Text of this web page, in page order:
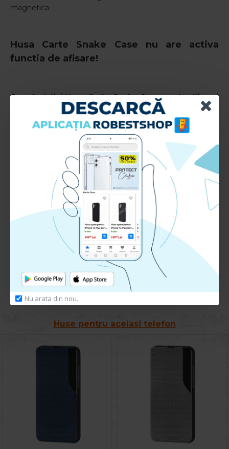
Nu arata din nou.
magnetica.
Husa Carte Snake Case nu are activa
functia de afisare!
CaracteristiciHusa Carte Snake Case pentru Xiaomi
:
Model: Snake Case
Material: Piele ecologica cu textura de sarpe + TPU
RECENZII CLIENTI:
Nu sunt recenzii la acest produs.
Adauga Recenzie
autentifica-te sauinregistreaza un cont nou
pentru a putea lasa o recenzie
Huse pentru acelasi telefon